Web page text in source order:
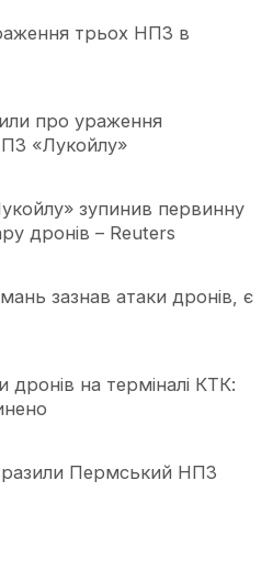
трьох НПЗ в
про ураження
«Лукойлу»
зупинив первинну
дронів – Reuters
зазнав атаки дронів, є
дронів на терміналі КТК:
Пермський НПЗ